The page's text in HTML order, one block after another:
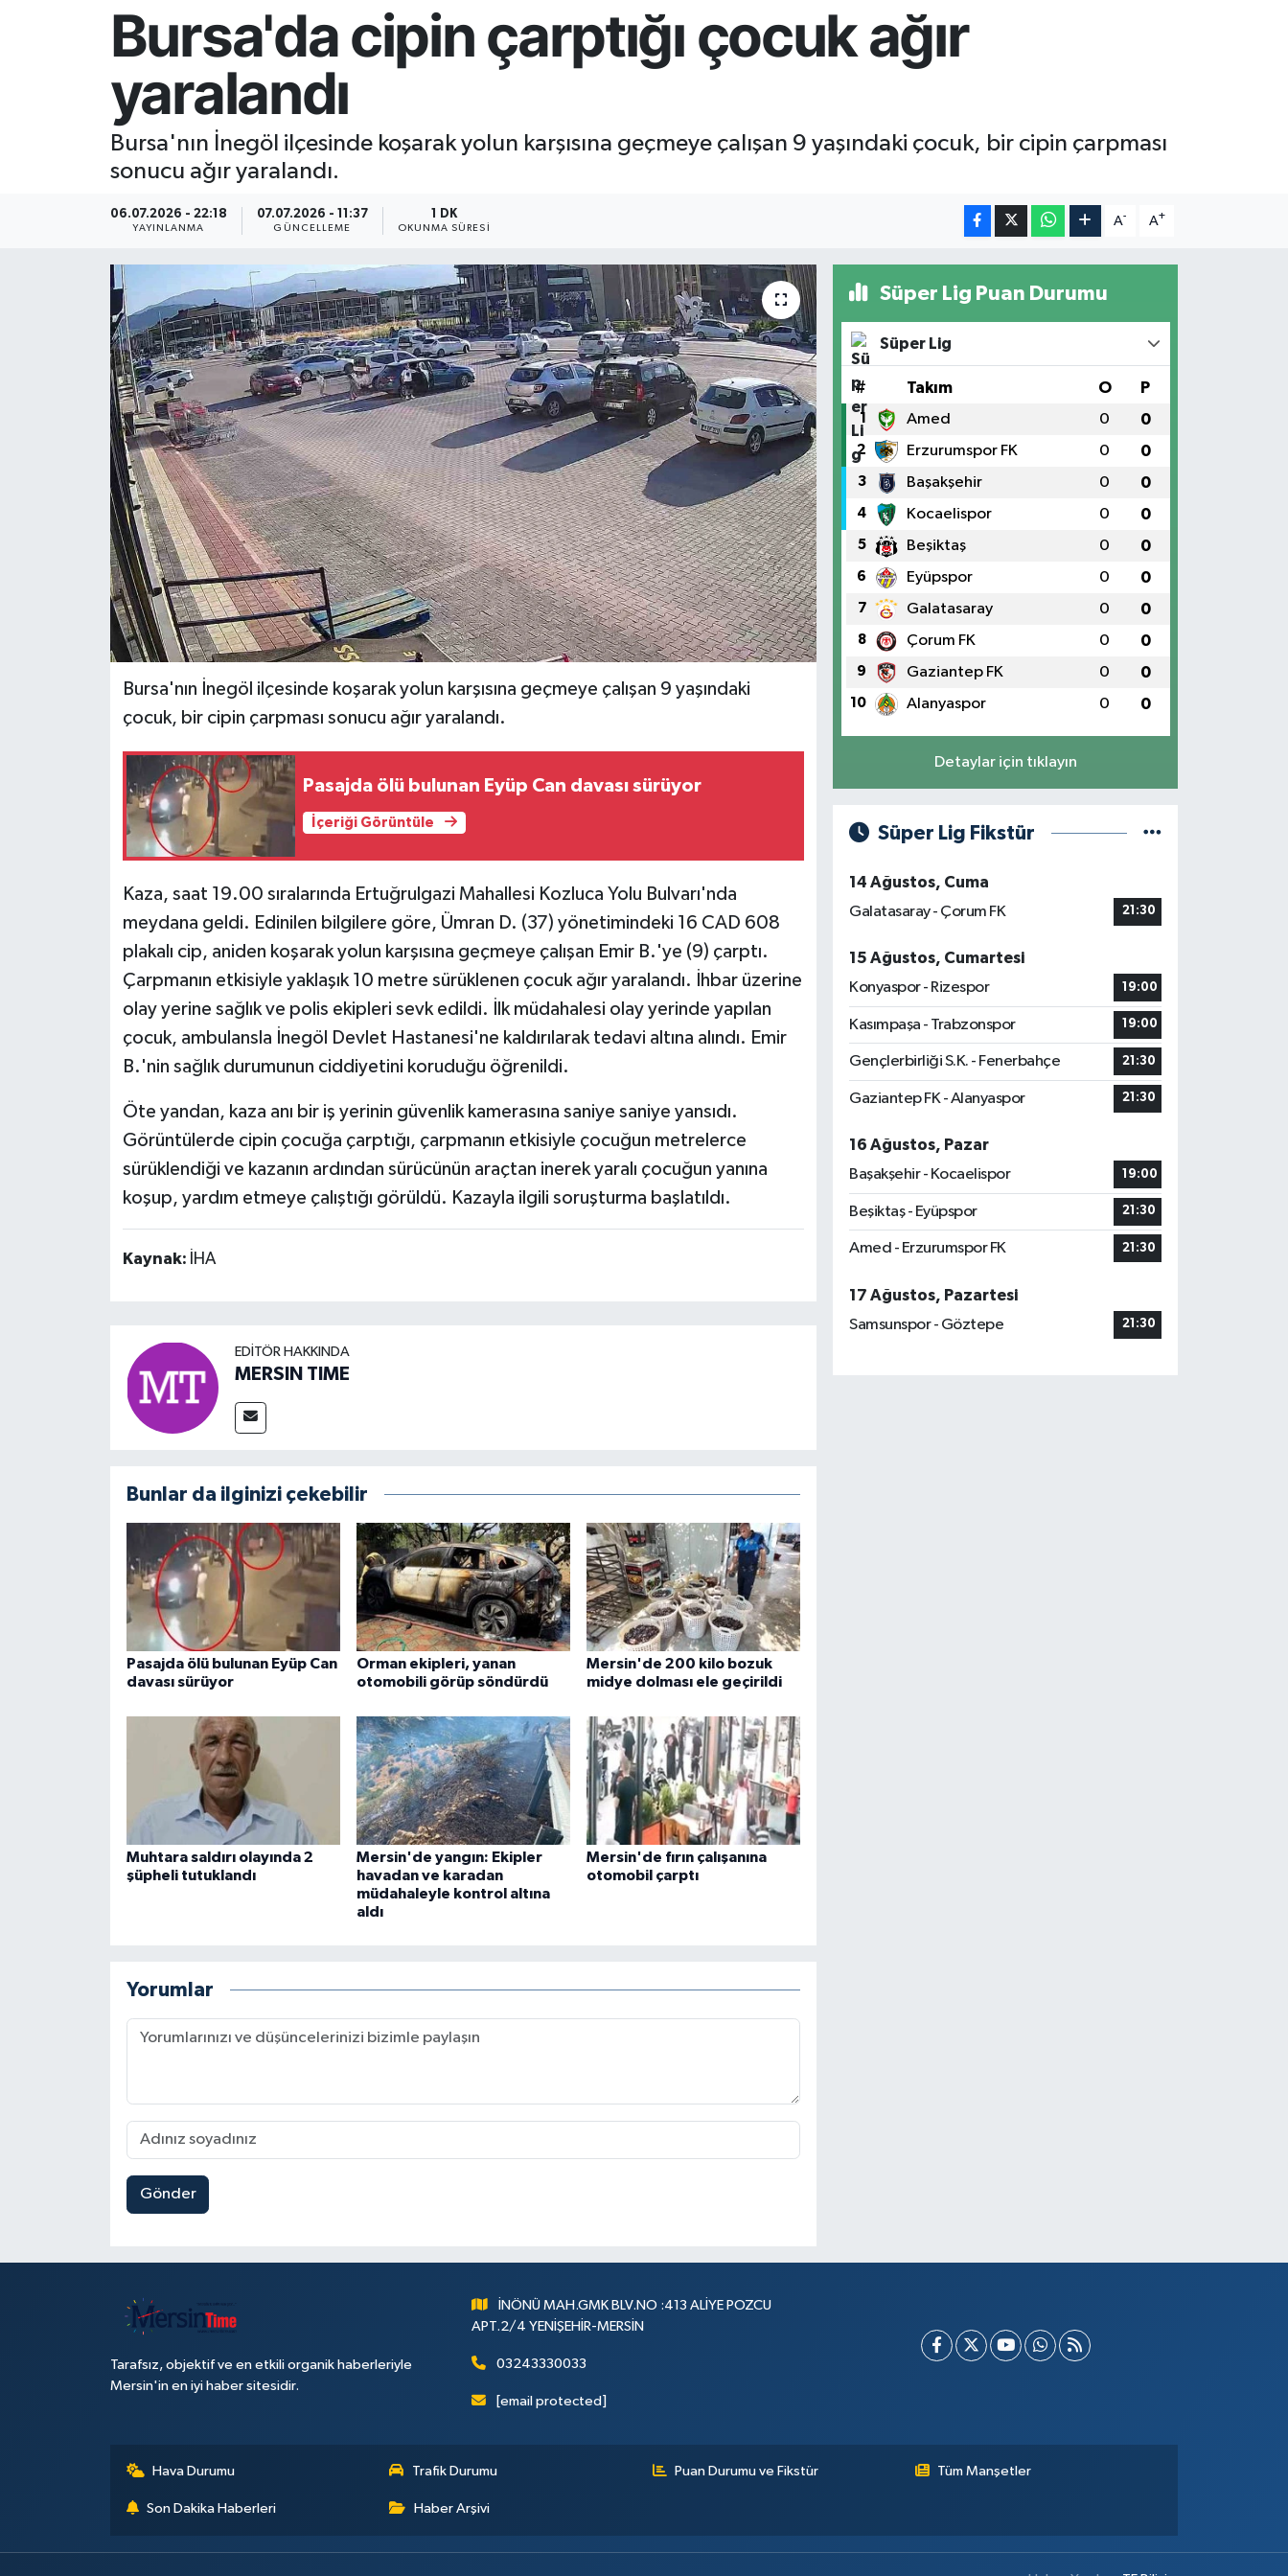
Bursa'da cipin çarptığı çocuk ağır
yaralandı
Bursa'nın İnegöl ilçesinde koşarak yolun karşısına geçmeye çalışan 9 yaşındaki çocuk, bir cipin çarpması
sonucu ağır yaralandı.
06.07.2026 - 22:18
YAYINLANMA
07.07.2026 - 11:37
GÜNCELLEME
1 DK
OKUNMA SÜRESI
A- A+
Bursa'nın İnegöl ilçesinde koşarak yolun karşısına geçmeye çalışan 9 yaşındaki
çocuk, bir cipin çarpması sonucu ağır yaralandı.
Pasajda ölü bulunan Eyüp Can davası sürüyor
İçeriği Görüntüle
Kaza, saat 19.00 sıralarında Ertuğrulgazi Mahallesi Kozluca Yolu Bulvarı'nda
meydana geldi. Edinilen bilgilere göre, Ümran D. (37) yönetimindeki 16 CAD 608
plakalı cip, aniden koşarak yolun karşısına geçmeye çalışan Emir B.'ye (9) çarptı.
Çarpmanın etkisiyle yaklaşık 10 metre sürüklenen çocuk ağır yaralandı. İhbar üzerine
olay yerine sağlık ve polis ekipleri sevk edildi. İlk müdahalesi olay yerinde yapılan
çocuk, ambulansla İnegöl Devlet Hastanesi'ne kaldırılarak tedavi altına alındı. Emir
B.'nin sağlık durumunun ciddiyetini koruduğu öğrenildi.
Öte yandan, kaza anı bir iş yerinin güvenlik kamerasına saniye saniye yansıdı.
Görüntülerde cipin çocuğa çarptığı, çarpmanın etkisiyle çocuğun metrelerce
sürüklendiği ve kazanın ardından sürücünün araçtan inerek yaralı çocuğun yanına
koşup, yardım etmeye çalıştığı görüldü. Kazayla ilgili soruşturma başlatıldı.
Kaynak: İHA
EDITÖR HAKKINDA
MERSIN TIME
Bunlar da ilginizi çekebilir
Pasajda ölü bulunan Eyüp Can
davası sürüyor
Orman ekipleri, yanan
otomobili görüp söndürdü
Mersin'de 200 kilo bozuk
midye dolması ele geçirildi
Muhtara saldırı olayında 2
şüpheli tutuklandı
Mersin'de yangın: Ekipler
havadan ve karadan
müdahaleyle kontrol altına
aldı
Mersin'de fırın çalışanına
otomobil çarptı
Yorumlar
Gönder
Süper Lig Puan Durumu
Süper Lig
# Takım O P
1 Amed 0 0
2 Erzurumspor FK 0 0
3 Başakşehir 0 0
4 Kocaelispor 0 0
5 Beşiktaş 0 0
6 Eyüpspor 0 0
7 Galatasaray 0 0
8 Çorum FK 0 0
9 Gaziantep FK 0 0
10 Alanyaspor 0 0
Detaylar için tıklayın
Süper Lig Fikstür
14 Ağustos, Cuma
Galatasaray - Çorum FK
21:30
15 Ağustos, Cumartesi
Konyaspor - Rizespor
19:00
Kasımpaşa - Trabzonspor 19:00
Gençlerbirliği S.K. - Fenerbahçe 21:30
Gaziantep FK - Alanyaspor 21:30
16 Ağustos, Pazar
Başakşehir - Kocaelispor
19:00
Beşiktaş - Eyüpspor 21:30
Amed - Erzurumspor FK 21:30
17 Ağustos, Pazartesi
Samsunspor - Göztepe
21:30
Tarafsız, objektif ve en etkili organik haberleriyle
Mersin'in en iyi haber sitesidir.
İNÖNÜ MAH.GMK BLV.NO :413 ALİYE POZCU
APT.2/4 YENİŞEHİR-MERSİN
03243330033
[email protected]
Hava Durumu Trafik Durumu Puan Durumu ve Fikstür Tüm Manşetler
Son Dakika Haberleri Haber Arşivi
Resmi İlan